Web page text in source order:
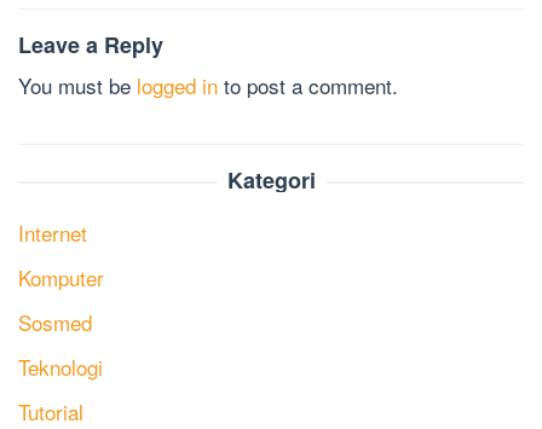
Leave a Reply
You must be logged in to post a comment.
Kategori
Internet
Komputer
Sosmed
Teknologi
Tutorial